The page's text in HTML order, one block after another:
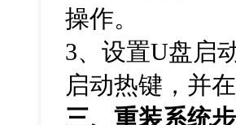
操作。
3、设置U盘启
启动热键，并
三、重装系统